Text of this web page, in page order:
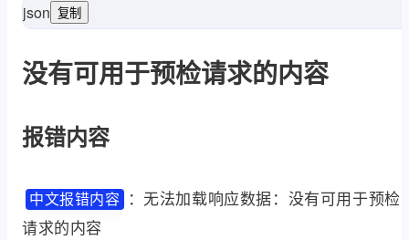
json 复制
没有可用于预检请求的内容
报错内容
中文报错内容
：无法加载响应数据：没有可用于预检
请求的内容